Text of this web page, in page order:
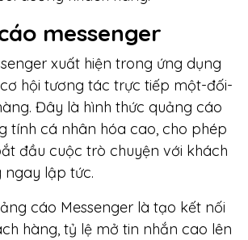
messenger
xuất hiện trong ứng dụng
hội tương tác trực tiếp một-đối-
Đây là hình thức quảng cáo
tính cá nhân hóa cao, cho phép
đầu cuộc trò chuyện với khách
ngay lập tức.
cáo Messenger là tạo kết nối
hàng, tỷ lệ mở tin nhắn cao lên